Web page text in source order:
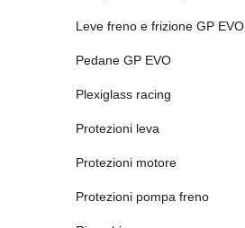
Leve freno e frizione GP EVO
Pedane GP EVO
Plexiglass racing
Protezioni leva
Protezioni motore
Protezioni pompa freno